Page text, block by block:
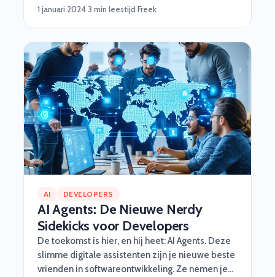
ochtends met Magic Cards spelen en nog geen
de meest positieve associaties op. Wij zien ze
anders, meer als de astronauten van de 21ste
eeuw. En daar hebben wij ook zo onze redenen
voor. In totaal 6. Komen ze!
1 januari 2024·3 min leestijd·Freek
AI DEVELOPERS
AI Agents: De Nieuwe Nerdy
Sidekicks voor Developers
De toekomst is hier, en hij heet: AI Agents. Deze
slimme digitale assistenten zijn je nieuwe beste
vrienden in softwareontwikkeling. Ze nemen je